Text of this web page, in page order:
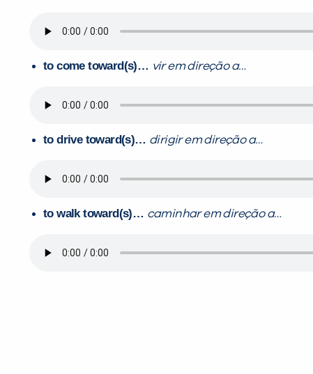
to come toward(s)… vir em direção a…
to drive toward(s)… dirigir em direção a…
to walk toward(s)… caminhar em direção a…